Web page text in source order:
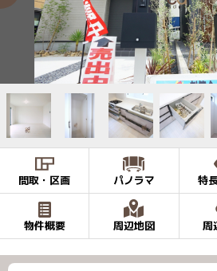
間取・区画 パノラマ 特
物件概要 周辺地図 周